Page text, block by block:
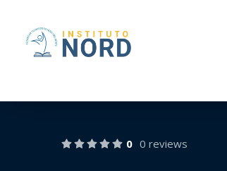
0 0 reviews